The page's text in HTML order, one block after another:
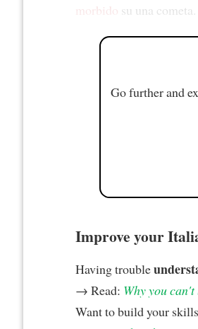
morbido su una cometa.
Go further and
Improve your
Having trouble
→ Read: Why you
Want to build your